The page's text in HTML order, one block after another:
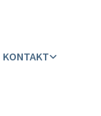
KONTAKT